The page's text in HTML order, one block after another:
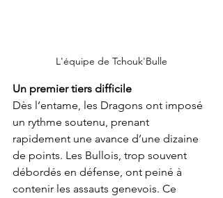
L'équipe de Tchouk'Bulle
Un premier tiers difficile
Dès l’entame, les Dragons ont imposé
un rythme soutenu, prenant
rapidement une avance d’une dizaine
de points. Les Bullois, trop souvent
débordés en défense, ont peiné à
contenir les assauts genevois. Ce